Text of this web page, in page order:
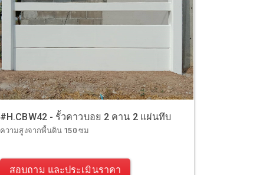
#H.CBW42 - รั้วคาวบอย 2 คาน 2 แผ่นทึบ
ความสูงจากพื้นดิน 150 ซม
สอบถาม และประเมินราคา